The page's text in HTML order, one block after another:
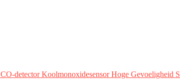
CO-detector Koolmonoxidesensor Hoge Gevoeligheid